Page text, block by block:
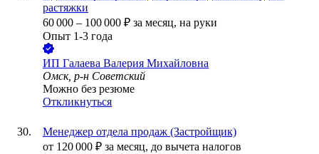
растяжки
60 000 – 100 000 ₽ за месяц, на руки
Опыт 1-3 года
ИП Галаева Валерия Михайловна
Омск, р-н Советский
Можно без резюме
Откликнуться
Менеджер отдела продаж (Застройщик)
от 120 000 ₽ за месяц, до вычета налогов